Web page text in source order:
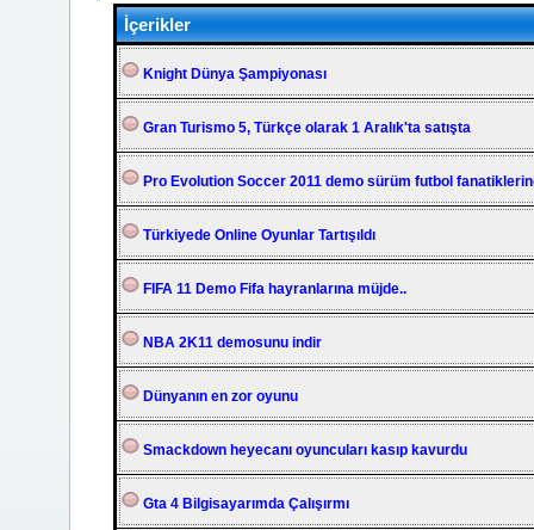
İçerikler
Knight Dünya Şampiyonası
Gran Turismo 5, Türkçe olarak 1 Aralık'ta satışta
Pro Evolution Soccer 2011 demo sürüm futbol
Türkiyede Online Oyunlar Tartışıldı
FIFA 11 Demo Fifa hayranlarına müjde..
NBA 2K11 demosunu indir
Dünyanın en zor oyunu
Smackdown heyecanı oyuncuları kasıp kavurdu
Gta 4 Bilgisayarımda Çalışırmı